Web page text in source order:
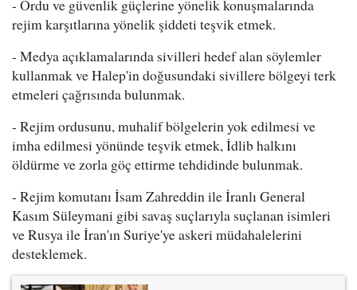
- Ordu ve güvenlik güçlerine yönelik konuşmalarında
rejim karşıtlarına yönelik şiddeti teşvik etmek.
- Medya açıklamalarında sivilleri hedef alan söylemler
kullanmak ve Halep'in doğusundaki sivillere bölgeyi terk
etmeleri çağrısında bulunmak.
- Rejim ordusunu, muhalif bölgelerin yok edilmesi ve
imha edilmesi yönünde teşvik etmek, İdlib halkını
öldürme ve zorla göç ettirme tehdidinde bulunmak.
- Rejim komutanı İsam Zahreddin ile İranlı General
Kasım Süleymani gibi savaş suçlarıyla suçlanan isimleri
ve Rusya ile İran'ın Suriye'ye askeri müdahalelerini
desteklemek.